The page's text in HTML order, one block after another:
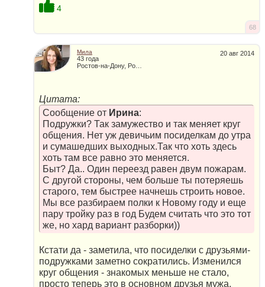
4
68
20 авг 2014
Мила
43 года
Ростов-на-Дону, Россия
Цитата:
Сообщение от Ирина:
Подружки? Так замужество и так меняет круг
общения. Нет уж девичьим посиделкам до утра
и сумашедших выходных.Так что хоть здесь
хоть там все равно это меняется.
Быт? Да.. Один переезд равен двум пожарам.
С другой стороны, чем больше ты потеряешь
старого, тем быстрее начнешь строить новое.
Мы все разбираем полки к Новому году и еще
пару тройку раз в год Будем считать что это тот
же, но хард вариант разборки))
Кстати да - заметила, что посиделки с друзьями-
подружками заметно сократились. Изменился
круг общения - знакомых меньше не стало,
просто теперь это в основном друзья мужа,